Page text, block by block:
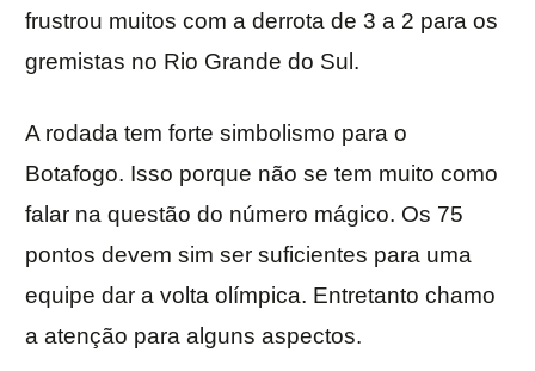
frustrou muitos com a derrota de 3 a 2 para os
gremistas no Rio Grande do Sul.
A rodada tem forte simbolismo para o
Botafogo. Isso porque não se tem muito como
falar na questão do número mágico. Os 75
pontos devem sim ser suficientes para uma
equipe dar a volta olímpica. Entretanto chamo
a atenção para alguns aspectos.